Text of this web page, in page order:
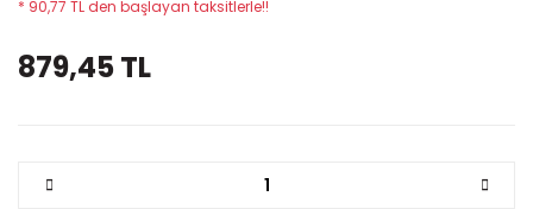
* 90,77 TL den başlayan taksitlerle!!
879,45 TL